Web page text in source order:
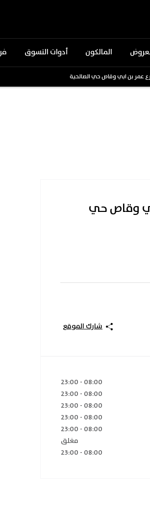
المالكون أدوات التسوق
عمر بن ابي وقاص حي الصالحية
وقاص حي
شارك الموقع
08:00
-
23:00
08:00
-
23:00
08:00
-
23:00
08:00
-
23:00
08:00
-
23:00
مغلق
08:00
-
23:00